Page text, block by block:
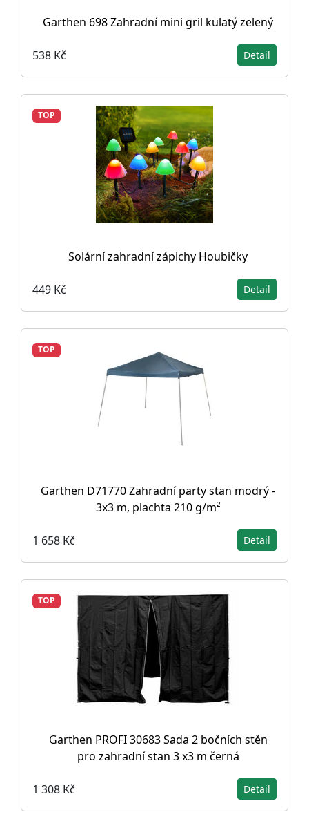
Garthen 698 Zahradní mini gril kulatý zelený
538 Kč Detail
TOP
Solární zahradní zápichy Houbičky
449 Kč Detail
TOP
Garthen D71770 Zahradní party stan modrý -
3x3 m, plachta 210 g/m²
1 658 Kč Detail
TOP
Garthen PROFI 30683 Sada 2 bočních stěn
pro zahradní stan 3 x3 m černá
1 308 Kč Detail